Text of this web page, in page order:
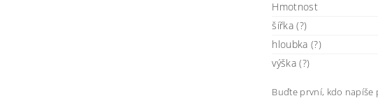
Hmotnost
šířka (?)
hloubka (?)
výška (?)
Buďte první, kdo napíše